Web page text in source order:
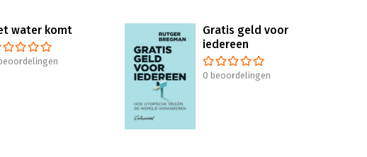
water komt
Gratis geld voor
iedereen
0 beoordelingen